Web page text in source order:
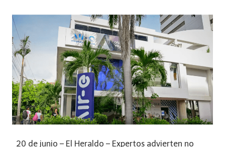
20 de junio – El Heraldo – Expertos advierten no